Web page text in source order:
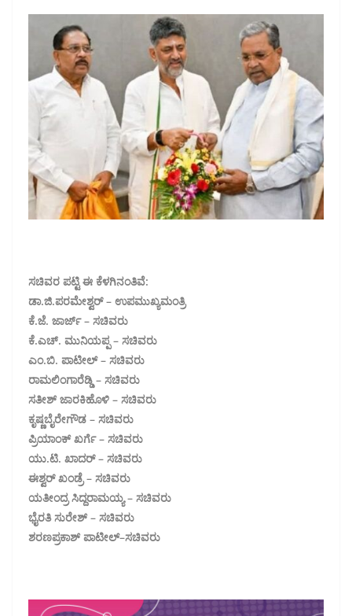
ಸಚಿವರ ಪಟ್ಟಿ ಈ ಕೆಳಗಿನಂತಿವೆ:
ಡಾ.ಜಿ.ಪರಮೇಶ್ವರ್ – ಉಪಮುಖ್ಯಮಂತ್ರಿ
ಕೆ.ಜೆ. ಜಾರ್ಜ್ – ಸಚಿವರು
ಕೆ.ಎಚ್. ಮುನಿಯಪ್ಪ – ಸಚಿವರು
ಎಂ.ಬಿ. ಪಾಟೀಲ್ – ಸಚಿವರು
ರಾಮಲಿಂಗಾರೆಡ್ಡಿ – ಸಚಿವರು
ಸತೀಶ್ ಜಾರಕಿಹೊಳಿ – ಸಚಿವರು
ಕೃಷ್ಣಬೈರೇಗೌಡ – ಸಚಿವರು
ಪ್ರಿಯಾಂಕ್ ಖರ್ಗೆ – ಸಚಿವರು
ಯು.ಟಿ. ಖಾದರ್ – ಸಚಿವರು
ಈಶ್ವರ್ ಖಂಡ್ರೆ – ಸಚಿವರು
ಯತೀಂದ್ರ ಸಿದ್ದರಾಮಯ್ಯ – ಸಚಿವರು
ಭೈರತಿ ಸುರೇಶ್ – ಸಚಿವರು
ಶರಣಪ್ರಕಾಶ್ ಪಾಟೀಲ್–ಸಚಿವರು